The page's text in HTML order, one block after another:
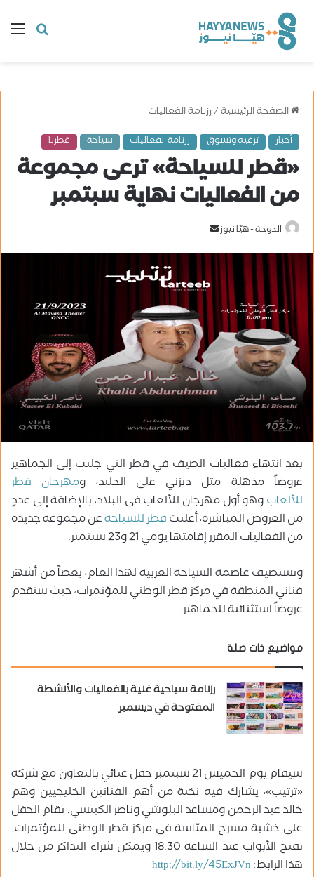
البحث
الصفحة الرئيسية/رزنامة الفعاليات
أخبار ترفيه وتسوق رزنامة الفعاليات سياحة قطرنا
«قطر للسياحة» ترعى مجموعة
من الفعاليات نهاية سبتمبر
الدوحة - هيّا نيوز
ل
ي
د
ا
إ
ل
ن
ي
ا
بعد انتهاء فعاليات الصيف في قطر التي جلبت إلى الجماهير
عروضاً مذهلة مثل ديزني على الجليد، ومهرجان قطر
للألعابوهو أول مهرجان للألعاب في البلاد، بالإضافة إلى عددٍ
من العروض المباشرة، أعلنتقطر للسياحةعن مجموعة جديدة
من الفعاليات المقرر إقامتها يومي 21 و23 سبتمبر.
وتستضيف عاصمة السياحة العربية لهذا العام، بعضاً من أشهر
فناني المنطقة في مركز قطر الوطني للمؤتمرات، حيث ستقدم
عروضاً استثنائية للجماهير.
مواضيع ذات صلة
رزنامة سياحية غنية بالفعاليات والأنشطة
المفتوحة في ديسمبر
سيقام يوم الخميس 21 سبتمبر حفل غنائي بالتعاون مع شركة
«ترتيب»، يشارك فيه نخبة من أهم الفنانين الخليجيين وهم
خالد عبد الرحمن ومساعد البلوشي وناصر الكبيسي. يقام الحفل
على خشبة مسرح الميّاسة في مركز قطر الوطني للمؤتمرات.
تفتح الأبواب عند الساعة 18:30 ويمكن شراء التذاكر من خلال
هذا الرابط:http://bit.ly/45ExJVn